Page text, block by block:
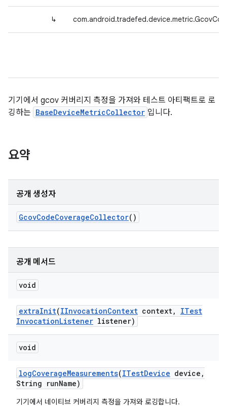
↳
기기에서 gcov 커버리지 측정을 가져와 테스트 아티팩트로 로
깅하는 BaseDeviceMetricCollector 입니다.
요약
공개 생성자
GcovCodeCoverageCollector()
공개 메서드
void
extraInit(IInvocationContext context,
ITest
InvocationListener listener)
void
logCoverageMeasurements(ITestDevice device ,
String runName)
기기에서 네이티브 커버리지 측정을 가져와 로깅합니다.